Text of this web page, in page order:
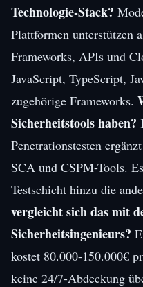
Technologie-Stack?
Plattformen unterstützen
Frameworks, APIs und
JavaScript, TypeScript,
zugehörige Frameworks.
Sicherheitstools haben?
Penetrationstesten
SCA und CSPM-Tools.
Testschicht hinzu die
vergleicht sich das mit
Sicherheitsingenieurs?
kostet 80.000-150.000€
keine 24/7-Abdeckung